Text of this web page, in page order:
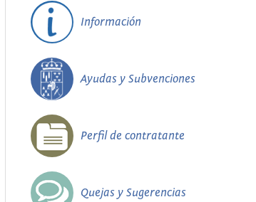
Información
Ayudas y Subvenciones
Perfil de contratante
Quejas y Sugerencias